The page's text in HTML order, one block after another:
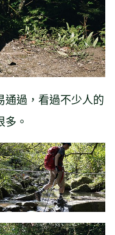
通過，看過不少人的
。